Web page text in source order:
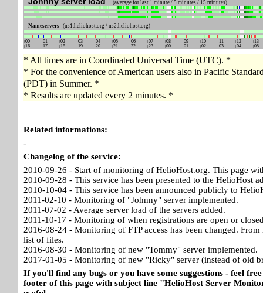
(average for last 1 minute / 5 minutes / 15 minutes)
Nameservers (ns1.heliohost.org / ns2.heliohost.org)
00 01 02 03 04 05 06 07 08 09 10 11 12
13
16
17 18 19 20 21 22 23 00 01 02 03 04 05
* All times are in Coordinated Universal Time (UTC). *
* For the convenience of American users also in Pacific
(PDT) in Summer. *
* Results are updated every 2 minutes. *
Related informations:
-
Changelog of the service:
2010-09-26 - Start of monitoring of HelioHost.org. This page
2010-09-28 - This service has been presented to the HelioHost
2010-10-04 - This service has been announced publicly to
2011-02-10 - Monitoring of "Johnny" server implemented.
2011-07-02 - Average server load of the servers added.
2011-10-17 - Monitoring of when registrations are open or
2016-08-24 - Monitoring of FTP access has been changed.
list of files.
2016-08-30 - Monitoring of new "Tommy" server implemented.
2017-01-05 - Monitoring of new "Ricky" server (instead of old
If you'll find any bugs or you have some suggestions - feel
footer of this page with subject line "HelioHost Server